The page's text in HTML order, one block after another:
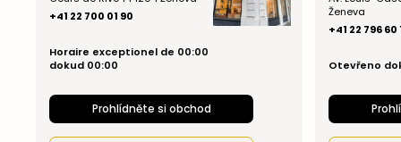
+41 22 700 01 90
Horaire exceptionel de 00:00
dokud 00:00
Prohlídněte si obchod
Ženeva
+41 22 796 60
Otevřeno